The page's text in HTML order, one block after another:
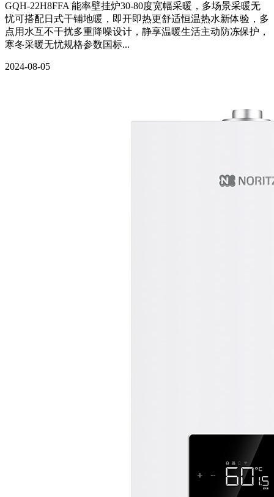
GQH-22H8FFA 能率壁挂炉30-80度宽幅采暖，多场景采暖无
忧可搭配日式干铺地暖，即开即热更舒适恒温热水新体验，多
点用水互不干扰多重降噪设计，静享温暖生活主动防冻保护，
寒冬采暖无忧规格参数国标...
2024-08-05